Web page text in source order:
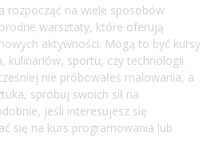
rozpocząć na wiele sposobów.
warsztaty, które oferują
aktywności. Mogą to być kursy
kulinariów, sportu, czy technologii.
nie próbowałeś malowania, a
spróbuj swoich sił na
jeśli interesujesz się
się na kurs programowania lub